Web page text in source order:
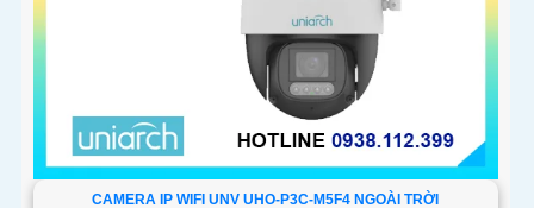
CAMERA IP WIFI UNV UHO-P3C-M5F4 NGOÀI TRỜI